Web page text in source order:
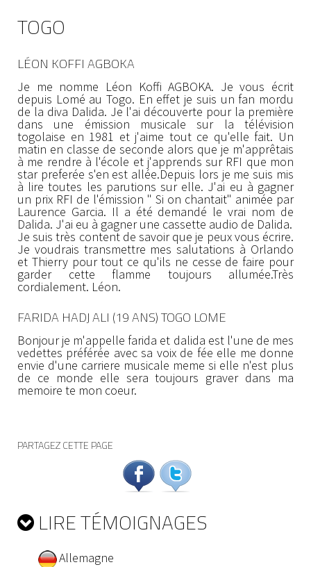
TOGO
LÉON KOFFI AGBOKA
Je me nomme Léon Koffi AGBOKA. Je vous écrit
depuis Lomé au Togo. En effet je suis un fan mordu
de la diva Dalida. Je l'ai découverte pour la première
dans une émission musicale sur la télévision
togolaise en 1981 et j'aime tout ce qu'elle fait. Un
matin en classe de seconde alors que je m'apprêtais
à me rendre à l'école et j'apprends sur RFI que mon
star preferée s'en est allée.Depuis lors je me suis mis
à lire toutes les parutions sur elle. J'ai eu à gagner
un prix RFI de l'émission " Si on chantait" animée par
Laurence Garcia. Il a été demandé le vrai nom de
Dalida. J'ai eu à gagner une cassette audio de Dalida.
Je suis très content de savoir que je peux vous écrire.
Je voudrais transmettre mes salutations à Orlando
et Thierry pour tout ce qu'ils ne cesse de faire pour
garder cette flamme toujours allumée.Très
cordialement. Léon.
FARIDA HADJ ALI (19 ANS) TOGO LOME
Bonjour je m'appelle farida et dalida est l'une de mes
vedettes préférée avec sa voix de fée elle me donne
envie d'une carriere musicale meme si elle n'est plus
de ce monde elle sera toujours graver dans ma
memoire te mon coeur.
PARTAGEZ CETTE PAGE
LIRE TÉMOIGNAGES
Allemagne